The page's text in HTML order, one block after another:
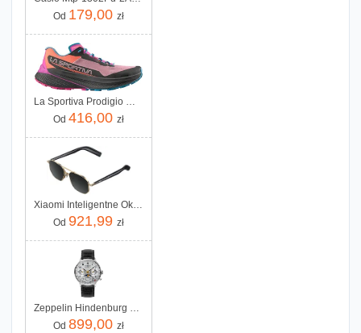
Od 179,00 zł
Od 416,00 zł
Od 921,99 zł
Od 899,00 zł